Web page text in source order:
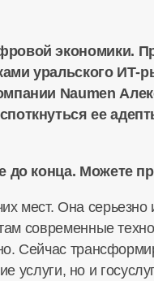
экономики.
уральского ИТ-
Naumen
ее
до конца. Можете
мест. Она серьезно
современные
Сейчас
услуги, но и